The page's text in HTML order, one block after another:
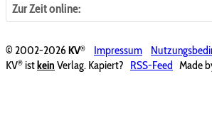
Zur Zeit online:
© 2002-2026KV® Impressum
KV® ist kein Verlag. Kapiert? RSS-Feed Made